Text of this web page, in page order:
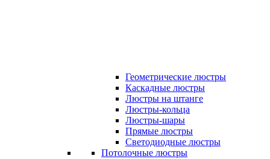
Геометрические люстры
Каскадные люстры
Люстры на штанге
Люстры-кольца
Люстры-шары
Прямые люстры
Светодиодные люстры
Потолочные люстры